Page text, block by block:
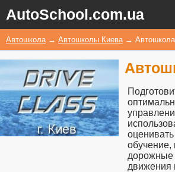
AutoSchool.com.ua
Автошкола → Автошколы Киева →
обучение,
дорожные
движения